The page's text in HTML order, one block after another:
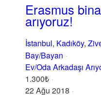
Erasmus
arıyoruz!
İstanbul, Kadıköy,
Bay/Bayan
Ev/Oda Arkadaşı
1.300₺
22 Ağu 2018